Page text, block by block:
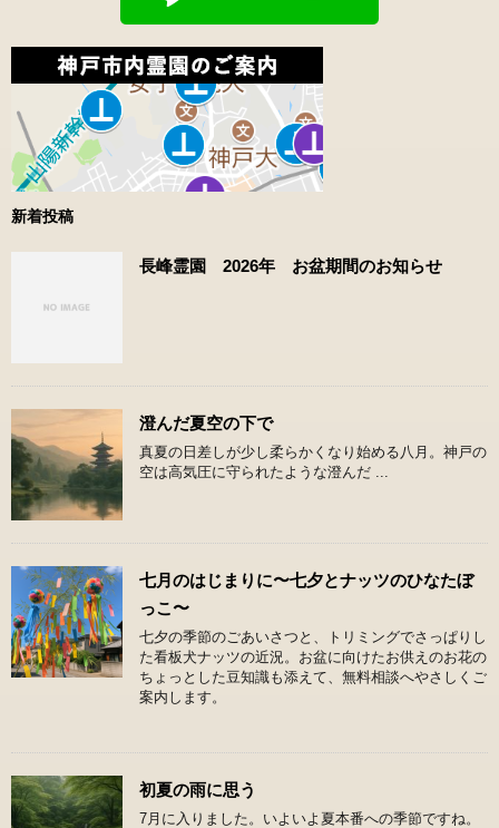
新着投稿
長峰霊園 2026年 お盆期間のお知らせ
澄んだ夏空の下で
真夏の日差しが少し柔らかくなり始める八月。神戸の
空は高気圧に守られたような澄んだ ...
七月のはじまりに〜七夕とナッツのひなたぼ
っこ〜
七夕の季節のごあいさつと、トリミングでさっぱりし
た看板犬ナッツの近況。お盆に向けたお供えのお花の
ちょっとした豆知識も添えて、無料相談へやさしくご
案内します。
初夏の雨に思う
7月に入りました。いよいよ夏本番への季節ですね。